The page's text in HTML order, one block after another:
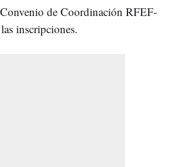
de Coordinación RFEF-
inscripciones.